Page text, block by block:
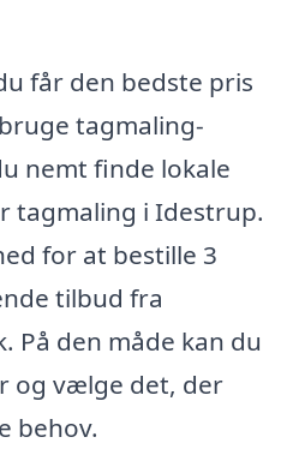
får den bedste pris
tagmaling-
nemt finde lokale
tagmaling i Idestrup.
for at bestille 3
tilbud fra
På den måde kan du
og vælge det, der
behov.